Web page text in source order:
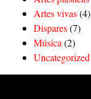
Artes vivas(4)
Dispares(7)
Música (2)
Uncategorized